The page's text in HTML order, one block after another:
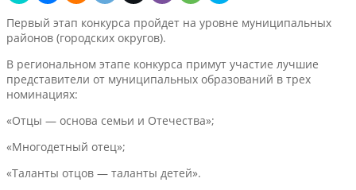
Первый этап конкурса пройдет на уровне муниципальных
районов (городских округов).
В региональном этапе конкурса примут участие лучшие
представители от муниципальных образований в трех
номинациях:
«Отцы — основа семьи и Отечества»;
«Многодетный отец»;
«Таланты отцов — таланты детей».